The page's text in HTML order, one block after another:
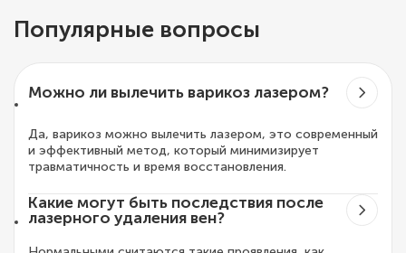
Популярные вопросы
Можно ли вылечить варикоз лазером?
Да, варикоз можно вылечить лазером, это современный
и эффективный метод, который минимизирует
травматичность и время восстановления.
Какие могут быть последствия после
лазерного удаления вен?